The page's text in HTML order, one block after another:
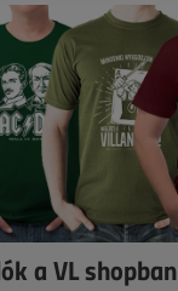
a VL shopban